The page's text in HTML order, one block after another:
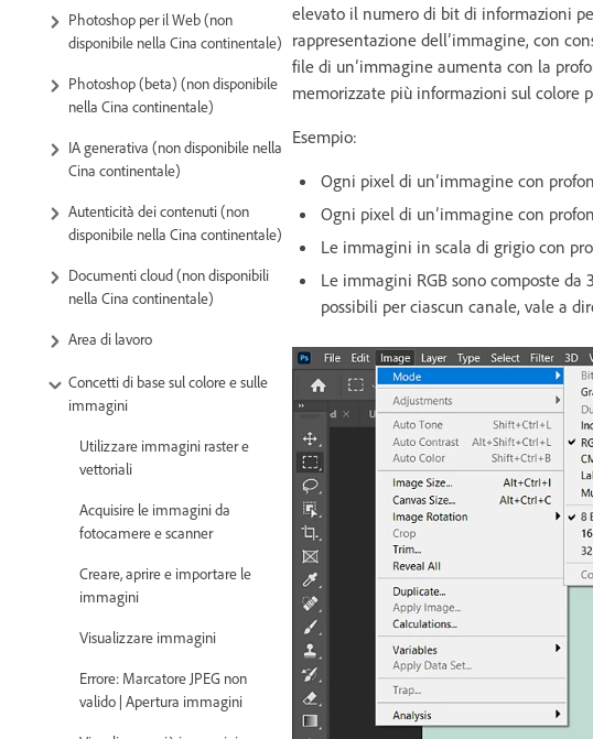
Photoshop per il Web (non
disponibile nella Cina continentale)
Photoshop (beta) (non disponibile
nella Cina continentale)
IA generativa (non disponibile nella
Cina continentale)
Autenticità dei contenuti (non
disponibile nella Cina continentale)
Documenti cloud (non disponibili
nella Cina continentale)
Area di lavoro
Concetti di base sul colore e sulle
immagini
Utilizzare immagini raster e
vettoriali
Acquisire le immagini da
fotocamere e scanner
Creare, aprire e importare le
immagini
Visualizzare immagini
Errore: Marcatore JPEG non
valido | Apertura immagini
elevato il numero di bit di informazioni
rappresentazione dell’immagine, con
file di un’immagine aumenta con la
memorizzate più informazioni sul colore
Esempio:
Ogni pixel di un’immagine con
Ogni pixel di un’immagine con
Le immagini in scala di grigio con
Le immagini RGB sono composte
possibili per ciascun canale, vale a